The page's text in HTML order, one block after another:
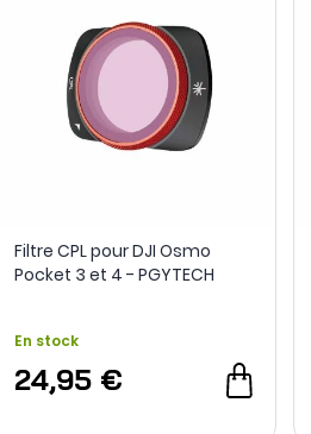
Filtre CPL pour DJI Osmo
Pocket 3 et 4 - PGYTECH
En stock
24,95 €